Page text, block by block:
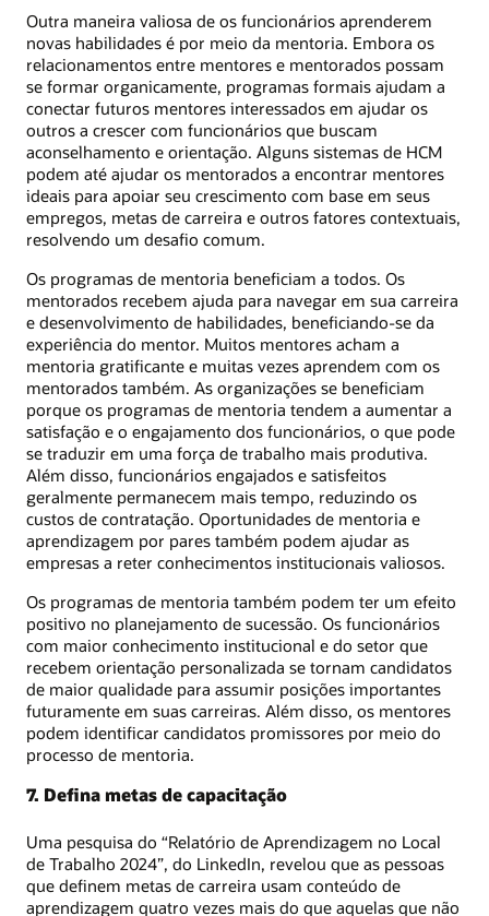
Outra maneira valiosa de os funcionários aprenderem
novas habilidades é por meio da mentoria. Embora os
relacionamentos entre mentores e mentorados possam
se formar organicamente, programas formais ajudam a
conectar futuros mentores interessados em ajudar os
outros a crescer com funcionários que buscam
aconselhamento e orientação. Alguns sistemas de HCM
podem até ajudar os mentorados a encontrar mentores
ideais para apoiar seu crescimento com base em seus
empregos, metas de carreira e outros fatores contextuais,
resolvendo um desafio comum.
Os programas de mentoria beneficiam a todos. Os
mentorados recebem ajuda para navegar em sua carreira
e desenvolvimento de habilidades, beneficiando-se da
experiência do mentor. Muitos mentores acham a
mentoria gratificante e muitas vezes aprendem com os
mentorados também. As organizações se beneficiam
porque os programas de mentoria tendem a aumentar a
satisfação e o engajamento dos funcionários, o que pode
se traduzir em uma força de trabalho mais produtiva.
Além disso, funcionários engajados e satisfeitos
geralmente permanecem mais tempo, reduzindo os
custos de contratação. Oportunidades de mentoria e
aprendizagem por pares também podem ajudar as
empresas a reter conhecimentos institucionais valiosos.
Os programas de mentoria também podem ter um efeito
positivo no planejamento de sucessão. Os funcionários
com maior conhecimento institucional e do setor que
recebem orientação personalizada se tornam candidatos
de maior qualidade para assumir posições importantes
futuramente em suas carreiras. Além disso, os mentores
podem identificar candidatos promissores por meio do
processo de mentoria.
7. Defina metas de capacitação
Uma pesquisa do “Relatório de Aprendizagem no Local
de Trabalho 2024”, do LinkedIn, revelou que as pessoas
que definem metas de carreira usam conteúdo de
aprendizagem quatro vezes mais do que aquelas que não